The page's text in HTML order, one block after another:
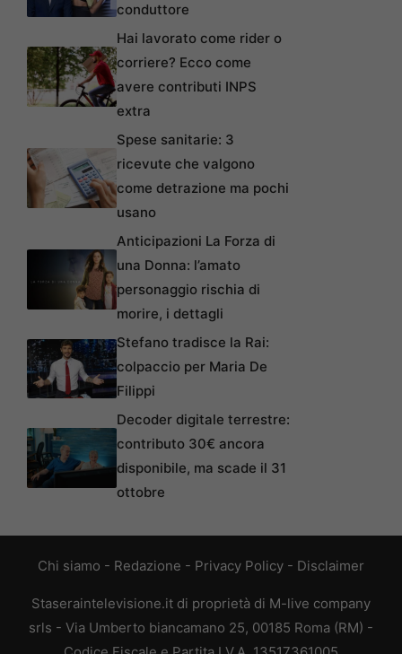
conduttore
Hai lavorato come rider o
corriere? Ecco come
avere contributi INPS
extra
Spese sanitarie: 3
ricevute che valgono
come detrazione ma pochi
usano
Anticipazioni La Forza di
una Donna: l’amato
personaggio rischia di
morire, i dettagli
Stefano tradisce la Rai:
colpaccio per Maria De
Filippi
Decoder digitale terrestre:
contributo 30€ ancora
disponibile, ma scade il 31
ottobre
Chi siamo - Redazione - Privacy Policy - Disclaimer
Staseraintelevisione.it di proprietà di M-live company
srls - Via Umberto biancamano 25, 00185 Roma (RM) -